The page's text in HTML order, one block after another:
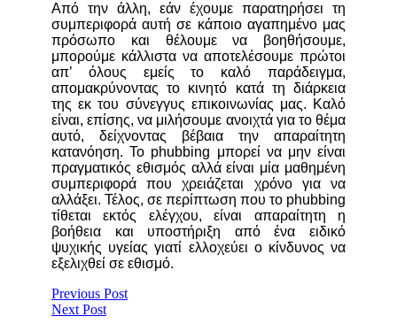
Από την άλλη, εάν έχουμε παρατηρήσει τη
συμπεριφορά αυτή σε κάποιο αγαπημένο μας
πρόσωπο και θέλουμε να βοηθήσουμε,
μπορούμε κάλλιστα να αποτελέσουμε πρώτοι
απ’ όλους εμείς το καλό παράδειγμα,
απομακρύνοντας το κινητό κατά τη διάρκεια
της εκ του σύνεγγυς επικοινωνίας μας. Καλό
είναι, επίσης, να μιλήσουμε ανοιχτά για το θέμα
αυτό, δείχνοντας βέβαια την απαραίτητη
κατανόηση. Το phubbing μπορεί να μην είναι
πραγματικός εθισμός αλλά είναι μία μαθημένη
συμπεριφορά που χρειάζεται χρόνο για να
αλλάξει. Τέλος, σε περίπτωση που το phubbing
τίθεται εκτός ελέγχου, είναι απαραίτητη η
βοήθεια και υποστήριξη από ένα ειδικό
ψυχικής υγείας γιατί ελλοχεύει ο κίνδυνος να
εξελιχθεί σε εθισμό.
Previous Post
Next Post